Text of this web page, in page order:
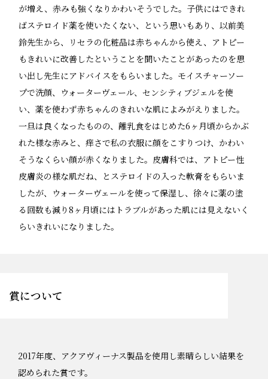
が増え、赤みも強くなりかわいそうでした。子供にはできれ
ばステロイド薬を使いたくない、という思いもあり、以前美
鈴先生から、リセラの化粧品は赤ちゃんから使え、アトピー
もきれいに改善したということを聞いたことがあったのを思
い出し先生にアドバイスをもらいました。モイスチャーソー
プで洗顔、ウォーターヴェール、センシティブジェルを使
い、薬を使わず赤ちゃんのきれいな肌によみがえりました。
一旦は良くなったものの、離乳食をはじめた6ヶ月頃からかぶ
れた様な赤みと、痒さで私の衣服に顔をこすりつけ、かわい
そうなくらい顔が赤くなりました。皮膚科では、アトピー性
皮膚炎の様な肌だね、とステロイドの入った軟膏をもらいま
したが、ウォーターヴェールを使って保湿し、徐々に薬の塗
る回数も減り8ヶ月頃にはトラブルがあった肌には見えないく
らいきれいになりました。
賞について
2017年度、アクアヴィーナス製品を使用し素晴らしい結果を
認められた賞です。